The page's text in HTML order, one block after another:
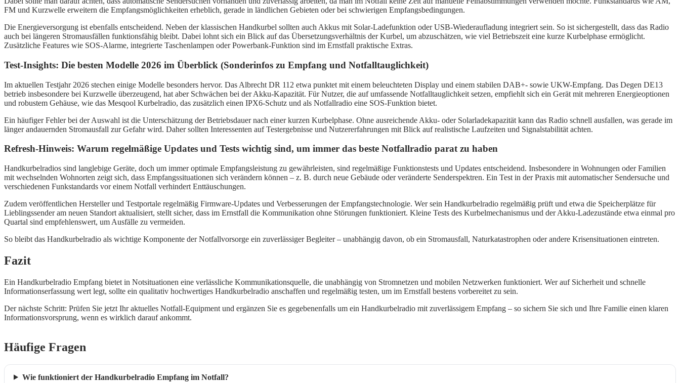
FM und Kurzwelle erweitern die Empfangsmöglichkeiten erheblich, gerade in ländlichen Gebieten oder bei schwierigen Empfangsbedingungen.
Die Energieversorgung ist ebenfalls entscheidend. Neben der klassischen Handkurbel sollten auch Akkus mit Solar-Ladefunktion oder USB-Wiederaufladung integriert sein. So ist sichergestellt, dass das Radio
auch bei längeren Stromausfällen funktionsfähig bleibt. Dabei lohnt sich ein Blick auf das Übersetzungsverhältnis der Kurbel, um abzuschätzen, wie viel Betriebszeit eine kurze Kurbelphase ermöglicht.
Zusätzliche Features wie SOS-Alarme, integrierte Taschenlampen oder Powerbank-Funktion sind im Ernstfall praktische Extras.
Test-Insights: Die besten Modelle 2026 im Überblick (Sonderinfos zu Empfang und Notfalltauglichkeit)
Im aktuellen Testjahr 2026 stechen einige Modelle besonders hervor. Das Albrecht DR 112 etwa punktet mit einem beleuchteten Display und einem stabilen DAB+- sowie UKW-Empfang. Das Degen DE13
betrieb insbesondere bei Kurzwelle überzeugend, hat aber Schwächen bei der Akku-Kapazität. Für Nutzer, die auf umfassende Notfalltauglichkeit setzen, empfiehlt sich ein Gerät mit mehreren Energieoptionen
und robustem Gehäuse, wie das Mesqool Kurbelradio, das zusätzlich einen IPX6-Schutz und als Notfallradio eine SOS-Funktion bietet.
Ein häufiger Fehler bei der Auswahl ist die Unterschätzung der Betriebsdauer nach einer kurzen Kurbelphase. Ohne ausreichende Akku- oder Solarladekapazität kann das Radio schnell ausfallen, was gerade im
länger andauernden Stromausfall zur Gefahr wird. Daher sollten Interessenten auf Testergebnisse und Nutzererfahrungen mit Blick auf realistische Laufzeiten und Signalstabilität achten.
Refresh-Hinweis: Warum regelmäßige Updates und Tests wichtig sind, um immer das beste Notfallradio parat zu haben
Handkurbelradios sind langlebige Geräte, doch um immer optimale Empfangsleistung zu gewährleisten, sind regelmäßige Funktionstests und Updates entscheidend. Insbesondere in Wohnungen oder Familien
mit wechselnden Wohnorten zeigt sich, dass Empfangssituationen sich verändern können – z. B. durch neue Gebäude oder veränderte Senderspektren. Ein Test in der Praxis mit automatischer Sendersuche und
verschiedenen Funkstandards vor einem Notfall verhindert Enttäuschungen.
Zudem veröffentlichen Hersteller und Testportale regelmäßig Firmware-Updates und Verbesserungen der Empfangstechnologie. Wer sein Handkurbelradio regelmäßig prüft und etwa die Speicherplätze für
Lieblingssender am neuen Standort aktualisiert, stellt sicher, dass im Ernstfall die Kommunikation ohne Störungen funktioniert. Kleine Tests des Kurbelmechanismus und der Akku-Ladezustände etwa einmal pro
Quartal sind empfehlenswert, um Ausfälle zu vermeiden.
So bleibt das Handkurbelradio als wichtige Komponente der Notfallvorsorge ein zuverlässiger Begleiter – unabhängig davon, ob ein Stromausfall, Naturkatastrophen oder andere Krisensituationen eintreten.
Fazit
Ein Handkurbelradio Empfang bietet in Notsituationen eine verlässliche Kommunikationsquelle, die unabhängig von Stromnetzen und mobilen Netzwerken funktioniert. Wer auf Sicherheit und schnelle
Informationserfassung wert legt, sollte ein qualitativ hochwertiges Handkurbelradio anschaffen und regelmäßig testen, um im Ernstfall bestens vorbereitet zu sein.
Der nächste Schritt: Prüfen Sie jetzt Ihr aktuelles Notfall-Equipment und ergänzen Sie es gegebenenfalls um ein Handkurbelradio mit zuverlässigem Empfang – so sichern Sie sich und Ihre Familie einen klaren
Informationsvorsprung, wenn es wirklich darauf ankommt.
Häufige Fragen
Wie funktioniert der Handkurbelradio Empfang im Notfall?